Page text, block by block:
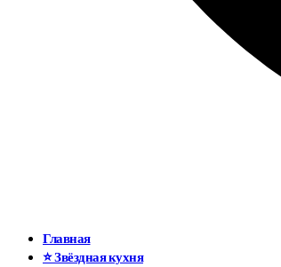
Главная
⭐ Звёздная кухня